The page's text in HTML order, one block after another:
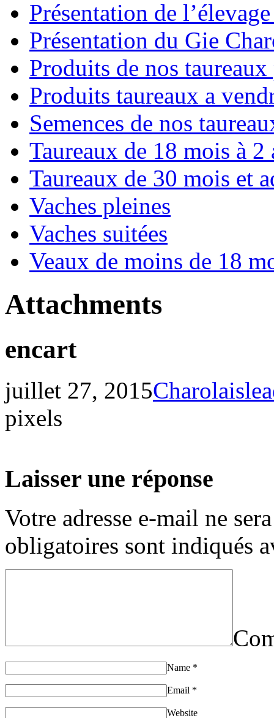
Présentation de
Présentation du Gie
Produits de nos
Produits taureaux a
Semences de nos
Taureaux de 18 mois à 2
Taureaux de 30 mois et
Vaches pleines
Vaches suitées
Veaux de moins de 18
Attachments
encart
juillet 27, 2015
pixels
Laisser une réponse
Votre adresse e-mail ne
obligatoires sont indiqués
Name *
Email *
Website